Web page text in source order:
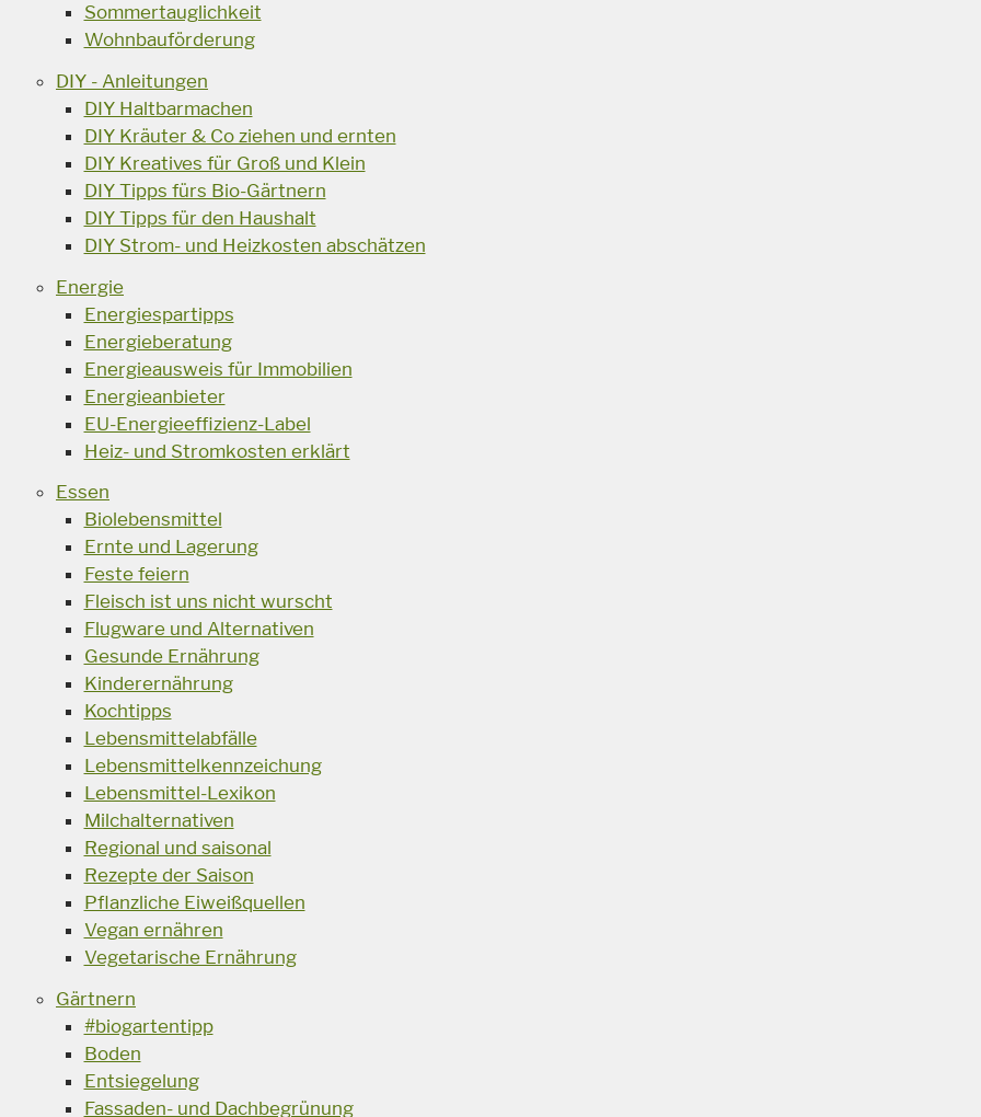
Sommertauglichkeit
Wohnbauförderung
DIY - Anleitungen
DIY Haltbarmachen
DIY Kräuter & Co ziehen und ernten
DIY Kreatives für Groß und Klein
DIY Tipps fürs Bio-Gärtnern
DIY Tipps für den Haushalt
DIY Strom- und Heizkosten abschätzen
Energie
Energiespartipps
Energieberatung
Energieausweis für Immobilien
Energieanbieter
EU-Energieeffizienz-Label
Heiz- und Stromkosten erklärt
Essen
Biolebensmittel
Ernte und Lagerung
Feste feiern
Fleisch ist uns nicht wurscht
Flugware und Alternativen
Gesunde Ernährung
Kinderernährung
Kochtipps
Lebensmittelabfälle
Lebensmittelkennzeichung
Lebensmittel-Lexikon
Milchalternativen
Regional und saisonal
Rezepte der Saison
Pflanzliche Eiweißquellen
Vegan ernähren
Vegetarische Ernährung
Gärtnern
#biogartentipp
Boden
Entsiegelung
Fassaden- und Dachbegrünung